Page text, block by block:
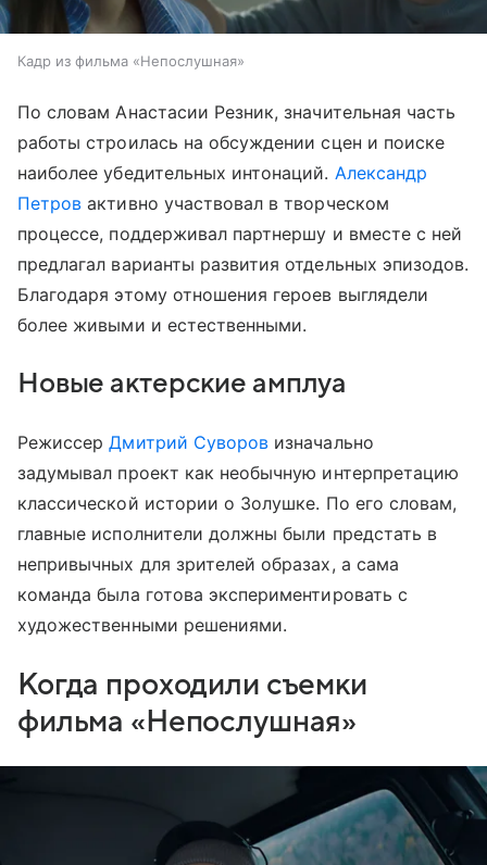
Кадр из фильма «Непослушная»
По словам Анастасии Резник, значительная часть
работы строилась на обсуждении сцен и поиске
наиболее убедительных интонаций. Александр
Петров активно участвовал в творческом
процессе, поддерживал партнершу и вместе с ней
предлагал варианты развития отдельных эпизодов.
Благодаря этому отношения героев выглядели
более живыми и естественными.
Новые актерские амплуа
РежиссерДмитрий Суворов изначально
задумывал проект как необычную интерпретацию
классической истории о Золушке. По его словам,
главные исполнители должны были предстать в
непривычных для зрителей образах, а сама
команда была готова экспериментировать с
художественными решениями.
Когда проходили съемки
фильма «Непослушная»